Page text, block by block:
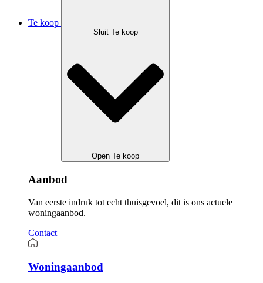
Te koop
Sluit Te koop
Open Te koop
Aanbod
Van eerste indruk tot echt thuisgevoel, dit is ons actuele
woningaanbod.
Contact
Woningaanbod